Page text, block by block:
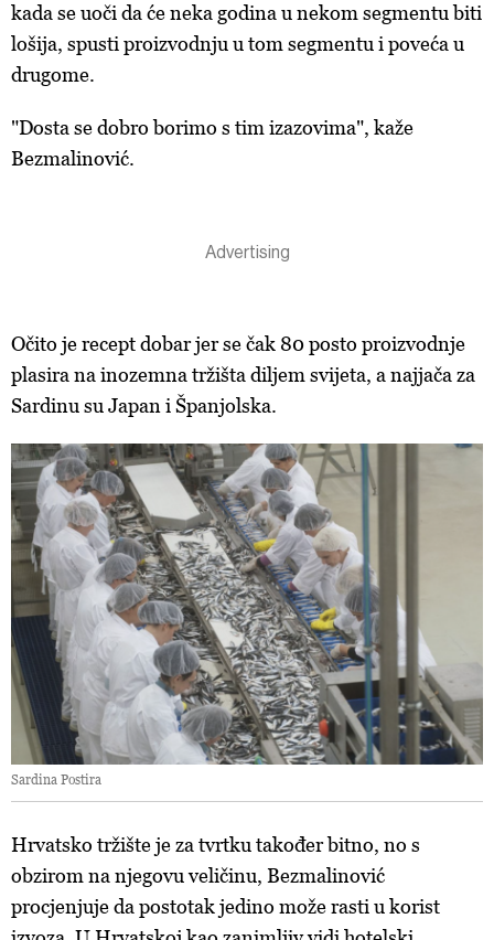
kada se uoči da će neka godina u nekom segmentu biti
lošija, spusti proizvodnju u tom segmentu i poveća u
drugome.
"Dosta se dobro borimo s tim izazovima", kaže
Bezmalinović.
Očito je recept dobar jer se čak 80 posto proizvodnje
plasira na inozemna tržišta diljem svijeta, a najjača za
Sardinu su Japan i Španjolska.
Sardina Postira
Hrvatsko tržište je za tvrtku također bitno, no s
obzirom na njegovu veličinu, Bezmalinović
procjenjuje da postotak jedino može rasti u korist